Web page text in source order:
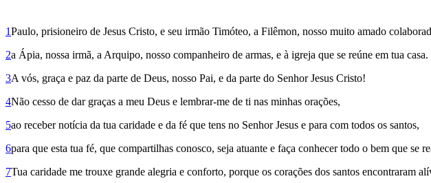
1Paulo, prisioneiro de Jesus Cristo, e seu irmão Timóteo, a Filêmon, nosso muito amado
2a Ápia, nossa irmã, a Arquipo, nosso companheiro de armas, e à igreja que se reúne em tua casa.
3A vós, graça e paz da parte de Deus, nosso Pai, e da parte do Senhor Jesus Cristo!
4Não cesso de dar graças a meu Deus e lembrar-me de ti nas minhas orações,
5ao receber notícia da tua caridade e da fé que tens no Senhor Jesus e para com todos os santos,
6para que esta tua fé, que compartilhas conosco, seja atuante e faça conhecer todo o bem que se
7Tua caridade me trouxe grande alegria e conforto, porque os corações dos santos encontraram